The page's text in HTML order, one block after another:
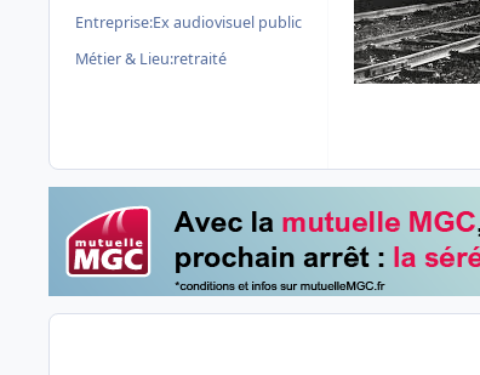
Entreprise:Ex audiovisuel public
Métier & Lieu:retraité